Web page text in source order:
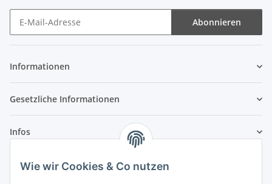
Wie wir Cookies & Co nutzen
Abonnieren
Informationen
Gesetzliche Informationen
Infos
Laden - Öffnungszeiten: